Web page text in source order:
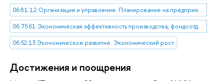
06.81.12 Организация и управление. Планирование на предприятии
06.75.61 Экономическая эффективность производства, фондоотдача
06.52.13 Экономическое развитие. Экономический рост
Достижения и поощрения